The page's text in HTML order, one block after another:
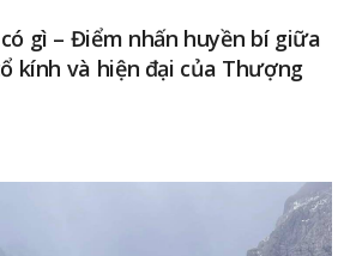
gì – Điểm nhấn huyền bí giữa
kính và hiện đại của Thượng